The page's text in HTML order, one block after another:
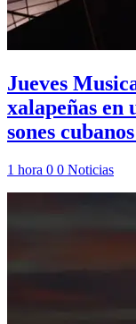
Jueves
xalapeñas en
sones
1 hora 0 0 Noticias